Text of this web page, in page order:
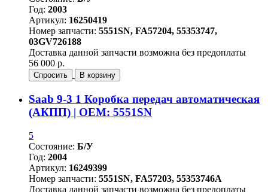
Год: 2003
Артикул: 16250419
Номер запчасти: 5551SN, FA57204, 55353747,
03GV726188
Доставка данной запчасти возможна без предоплаты
56 000 р.
Спросить В корзину
Saab 9-3 1 Коробка передач автоматическая
(АКПП) | OEM: 5551SN
5
Состояние: Б/У
Год: 2004
Артикул: 16249399
Номер запчасти: 5551SN, FA57203, 55353746A
Доставка данной запчасти возможна без предоплаты